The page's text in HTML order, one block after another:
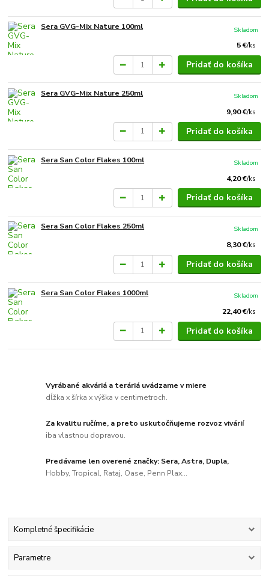
Sera GVG-Mix Nature 100ml
5 €/ks
Skladom
Pridať do košíka
Sera GVG-Mix Nature 250ml
9,90 €/ks
Skladom
Pridať do košíka
Sera San Color Flakes 100ml
4,20 €/ks
Skladom
Pridať do košíka
Sera San Color Flakes 250ml
8,30 €/ks
Skladom
Pridať do košíka
Sera San Color Flakes 1000ml
22,40 €/ks
Skladom
Pridať do košíka
Vyrábané akváriá a teráriá uvádzame v miere
dĺžka x šírka x výška v centimetroch.
Za kvalitu ručíme, a preto uskutočňujeme rozvoz vivárií
iba vlastnou dopravou.
Predávame len overené značky: Sera, Astra, Dupla,
Hobby, Tropical, Rataj, Oase, Penn Plax...
Kompletné špecifikácie
Parametre